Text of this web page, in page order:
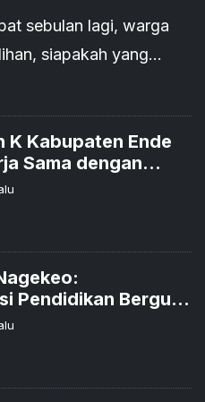
sebulan lagi, warga
siapakah yang
K Kabupaten Ende
Sama dengan
Pendidikan Bergulir
Guru dan
Siswa,